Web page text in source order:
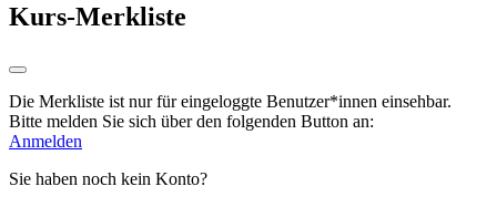
Kurs-Merkliste
Die Merkliste ist nur für eingeloggte Benutzer*innen einsehbar.
Bitte melden Sie sich über den folgenden Button an:
Anmelden
Sie haben noch kein Konto?